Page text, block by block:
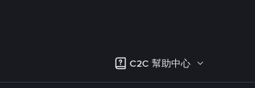
C2C 幫助中心